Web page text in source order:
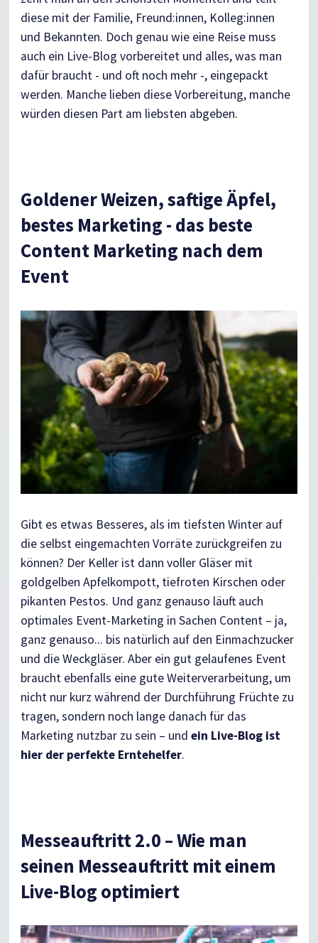
diese mit der Familie, Freund:innen, Kolleg:innen
und Bekannten. Doch genau wie eine Reise muss
auch ein Live-Blog vorbereitet und alles, was man
dafür braucht - und oft noch mehr -, eingepackt
werden. Manche lieben diese Vorbereitung, manche
würden diesen Part am liebsten abgeben.
Goldener Weizen, saftige Äpfel,
bestes Marketing - das beste
Content Marketing nach dem
Event
Gibt es etwas Besseres, als im tiefsten Winter auf
die selbst eingemachten Vorräte zurückgreifen zu
können? Der Keller ist dann voller Gläser mit
goldgelben Apfelkompott, tiefroten Kirschen oder
pikanten Pestos. Und ganz genauso läuft auch
optimales Event-Marketing in Sachen Content – ja,
ganz genauso... bis natürlich auf den Einmachzucker
und die Weckgläser. Aber ein gut gelaufenes Event
braucht ebenfalls eine gute Weiterverarbeitung, um
nicht nur kurz während der Durchführung Früchte zu
tragen, sondern noch lange danach für das
Marketing nutzbar zu sein – und ein Live-Blog ist
hier der perfekte Erntehelfer.
Messeauftritt 2.0 – Wie man
seinen Messeauftritt mit einem
Live-Blog optimiert